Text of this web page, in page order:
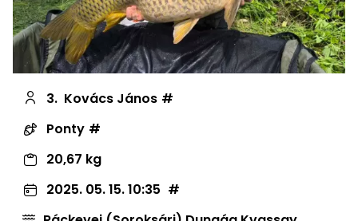
3. Kovács János
Ponty
20,67 kg
2025. 05. 15. 10:35